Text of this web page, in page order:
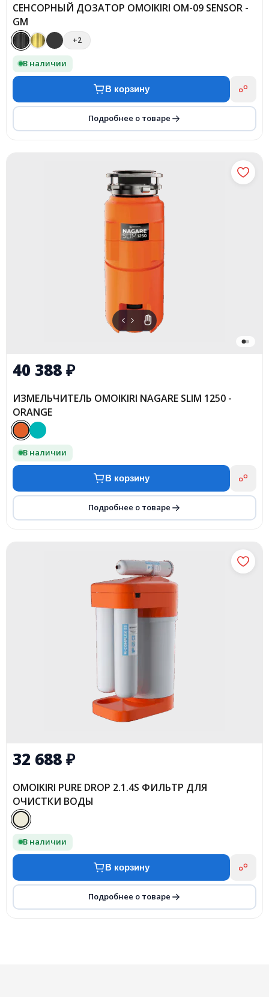
СЕНСОРНЫЙ ДОЗАТОР OMOIKIRI OM-09 SENSOR -
GM
+2
В наличии
В корзину
Подробнее о товаре
40 388₽
ИЗМЕЛЬЧИТЕЛЬ OMOIKIRI NAGARE SLIM 1250 -
ORANGE
В наличии
В корзину
Подробнее о товаре
32 688₽
OMOIKIRI PURE DROP 2.1.4S ФИЛЬТР ДЛЯ
ОЧИСТКИ ВОДЫ
В наличии
В корзину
Подробнее о товаре